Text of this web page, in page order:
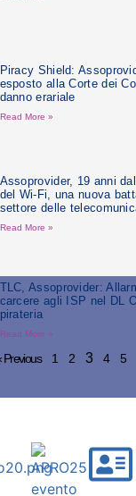
Piracy Shield:
esposto alla Corte dei
danno erariale
Read More »
Assoprovider, 19 anni
del Wi-Fi, una nuova
settore delle
Read More »
TLC, Assoprovider:
carcere agli ISP nel DL
pirateria
Read More »
Previous 1 2 3 4 5